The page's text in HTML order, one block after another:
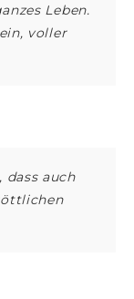
Leben.
voller
dass auch